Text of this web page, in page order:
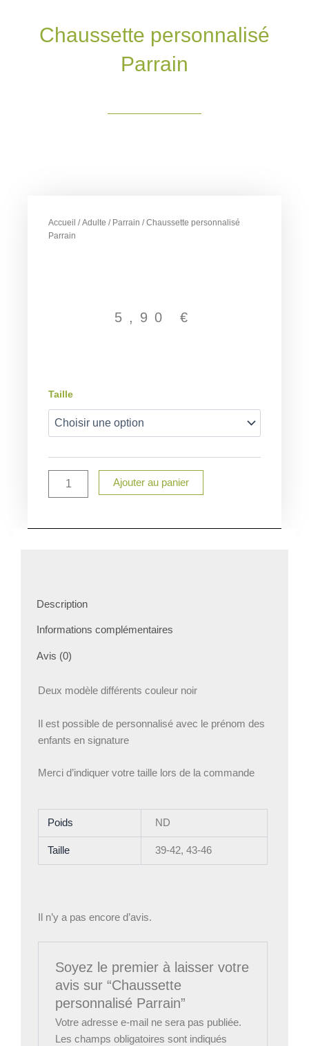
Chaussette personnalisé
Parrain
Accueil /Adulte / Parrain / Chaussette personnalisé
Parrain
5,90 €
Taille
quantité
Chaussette
Ajouter au panier
Description
Informations complémentaires
Avis (0)
Deux modèle différents couleur noir
Il est possible de personnalisé avec le prénom des
enfants en signature
Merci d’indiquer votre taille lors de la commande
Poids ND
Taille 39-42, 43-46
Il n’y a pas encore d’avis.
Soyez le premier à laisser votre
avis sur “Chaussette
personnalisé Parrain”
Votre adresse e-mail ne sera pas publiée.
Les champs obligatoires sont indiqués